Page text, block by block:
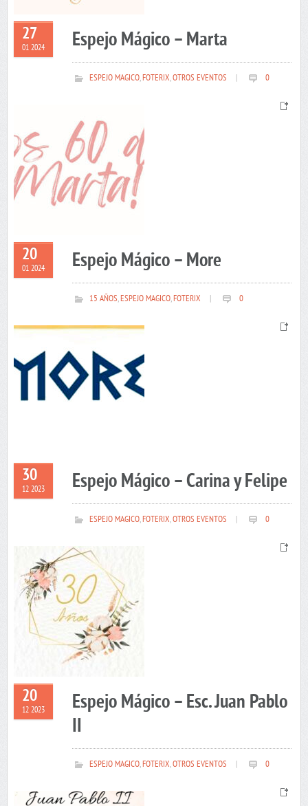
27
01 2024 Espejo Mágico – Marta
ESPEJO MAGICO,FOTERIX,OTROS EVENTOS 0
20
01 2024 Espejo Mágico – More
15 AÑOS,ESPEJO MAGICO,FOTERIX 0
30
12 2023 Espejo Mágico – Carina y Felipe
ESPEJO MAGICO,FOTERIX,OTROS EVENTOS 0
20
12 2023
Espejo Mágico – Esc. Juan Pablo
II
ESPEJO MAGICO,FOTERIX,OTROS EVENTOS 0